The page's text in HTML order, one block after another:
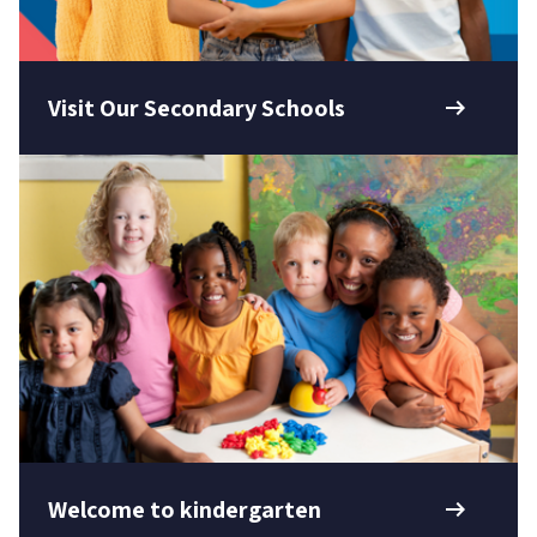
Visit Our Secondary Schools arrow_right_alt
Welcome to kindergarten arrow_right_alt